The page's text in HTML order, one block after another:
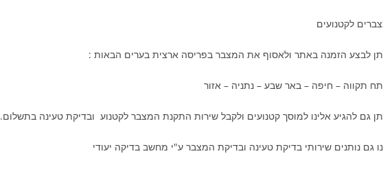
לקטנועים
לבצע הזמנה באתר ולאסוף את המצבר בפריסה ארצית בערים הבאות :
תקווה – חיפה – באר שבע – נתניה – אזור
גם להגיע אלינו למוסך קטנועים ולקבל שירות התקנת המצבר לקטנוע ובדיקת טעינה בתשלום.
גם נותנים שירותי בדיקת טעינה ובדיקת המצבר ע"י מחשב בדיקה יעודי